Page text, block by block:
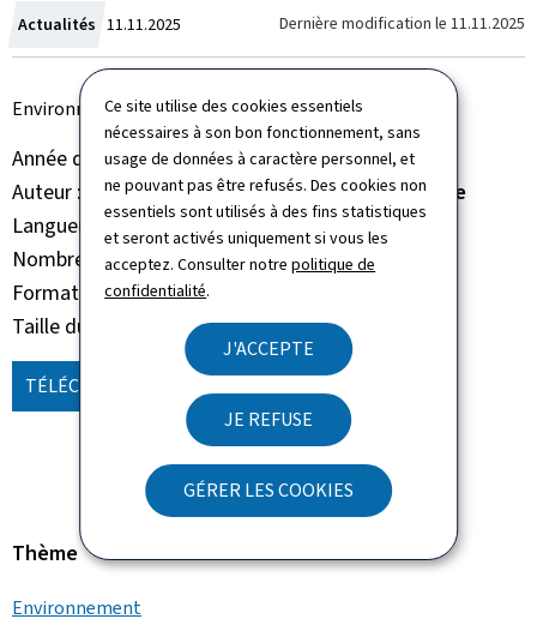
Ce site utilise des cookies essentiels
nécessaires à son bon fonctionnement, sans
usage de données à caractère personnel, et
ne pouvant pas être refusés. Des cookies non
essentiels sont utilisés à des fins statistiques
et seront activés uniquement si vous les
acceptez. Consulter notrepolitique de
confidentialité.
J'ACCEPTE
JE REFUSE
GÉRER LES COOKIES
Actualités Crée
le
11.11.2025 Dernière modification le 11.11.2025
Environmental Statement 2025
Année de parution 2025
Auteur
Administration de la navigation aérienne
Langue(s)
Anglais
Nombre de pages 70 page(s)
Format du document
Taille du fichier
13,43 Mo
TÉLÉCHARGER
Thème
Environnement